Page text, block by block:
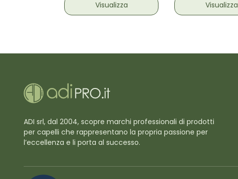
Visualizza Visualizza
ADI srl, dal 2004, scopre marchi professionali di prodotti
per capelli che rappresentano la propria passione per
l’eccellenza e li porta al successo.